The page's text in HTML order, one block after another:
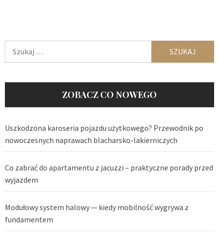
ZOBACZ CO NOWEGO
Uszkodzona karoseria pojazdu użytkowego? Przewodnik po
nowoczesnych naprawach blacharsko-lakierniczych
Co zabrać do apartamentu z jacuzzi – praktyczne porady przed
wyjazdem
Modułowy system halowy — kiedy mobilność wygrywa z
fundamentem